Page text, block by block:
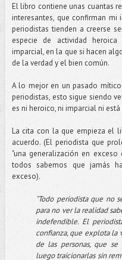
El libro contiene unas cuantas
interesantes, que confirman
periodistas tienden a creerse
especie de actividad
imparcial, en la que si hacen
de la verdad y el bien común.
A lo mejor en un pasado
periodistas, esto sigue siendo
es ni heroico, ni imparcial ni
La cita con la que empieza el
acuerdo. (El periodista que
"una generalización en
todos sabemos que jamás
exceso).
"Todo periodista que no
para no ver la realidad
indefendible. El
confianza, que explota la
de las personas, que
luego traicionarlas sin